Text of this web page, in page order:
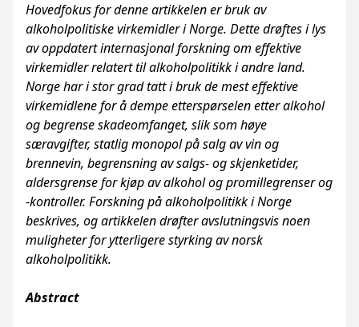
Hovedfokus for denne artikkelen er bruk av
alkoholpolitiske virkemidler i Norge. Dette drøftes i lys
av oppdatert internasjonal forskning om effektive
virkemidler relatert til alkoholpolitikk i andre land.
Norge har i stor grad tatt i bruk de mest effektive
virkemidlene for å dempe etterspørselen etter alkohol
og begrense skadeomfanget, slik som høye
særavgifter, statlig monopol på salg av vin og
brennevin, begrensning av salgs- og skjenketider,
aldersgrense for kjøp av alkohol og promillegrenser og
-kontroller. Forskning på alkoholpolitikk i Norge
beskrives, og artikkelen drøfter avslutningsvis noen
muligheter for ytterligere styrking av norsk
alkoholpolitikk.
Abstract